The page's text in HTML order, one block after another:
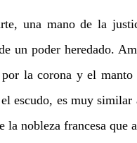
una mano de la
un poder heredado.
la corona y el
escudo, es muy similar
nobleza francesa que